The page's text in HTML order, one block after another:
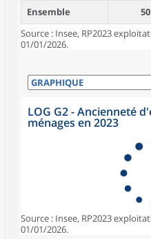
Ensemble
50
Source : Insee, RP2023
01/01/2026.
LOG G2 - Ancienneté
ménages en 2023
Source : Insee, RP2023
01/01/2026.